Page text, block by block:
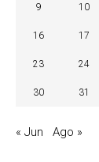
9 10
16 17
23 24
30 31
« Jun Ago »